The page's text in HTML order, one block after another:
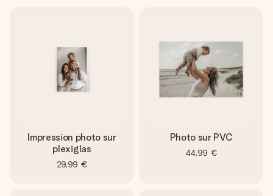
Impression photo sur
plexiglas
29,99 €
Photo sur PVC
44,99 €